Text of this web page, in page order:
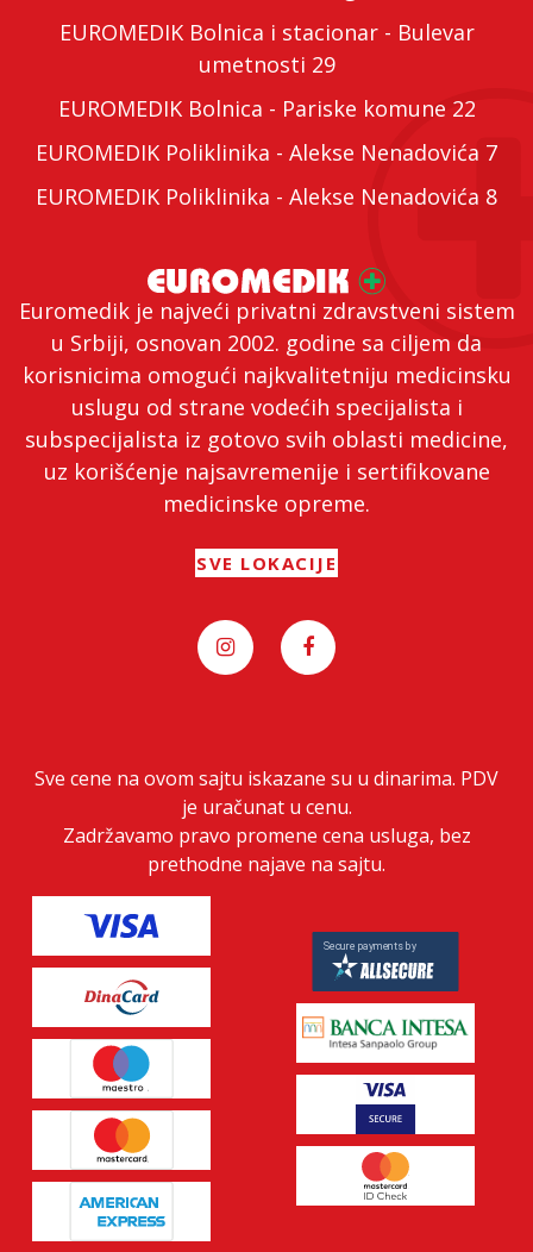
Euromedik je najveći privatni zdravstveni sistem
u Srbiji, osnovan 2002. godine sa ciljem da
korisnicima omogući najkvalitetniju medicinsku
uslugu od strane vodećih specijalista i
subspecijalista iz gotovo svih oblasti medicine,
uz korišćenje najsavremenije i sertifikovane
medicinske opreme.
SVE LOKACIJE
EUROMEDIK Bolnica i stacionar - Bulevar
umetnosti 29
EUROMEDIK Bolnica - Pariske komune 22
EUROMEDIK Poliklinika - Alekse Nenadovića 7
EUROMEDIK Poliklinika - Alekse Nenadovića 8
Sve cene na ovom sajtu iskazane su u dinarima. PDV
je uračunat u cenu.
Zadržavamo pravo promene cena usluga, bez
prethodne najave na sajtu.